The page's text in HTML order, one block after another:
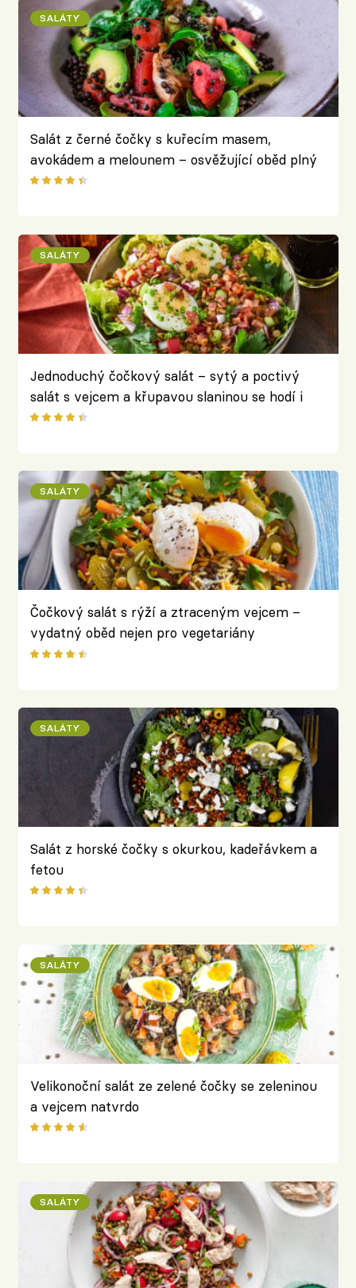
SALÁTY
Salát z černé čočky s kuřecím masem,
avokádem a melounem – osvěžující oběd plný
bílkovin
SALÁTY
Jednoduchý čočkový salát – sytý a poctivý
salát s vejcem a křupavou slaninou se hodí i
jako hlavní chod
SALÁTY
Čočkový salát s rýží a ztraceným vejcem –
vydatný oběd nejen pro vegetariány
SALÁTY
Salát z horské čočky s okurkou, kadeřávkem a
fetou
SALÁTY
Velikonoční salát ze zelené čočky se zeleninou
a vejcem natvrdo
SALÁTY